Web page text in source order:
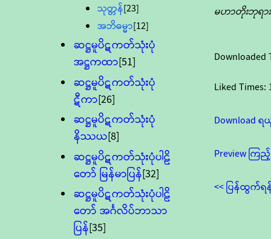
သုတ္တန်[23]
အဘိဓမ္မာ[12]
ဆဋ္ဌမူပိဋကတ်သုံးပုံ
အဋ္ဌကထာ[51]
ဆဋ္ဌမူပိဋကတ်သုံးပုံ
ဋီကာ[26]
ဆဋ္ဌမူပိဋကတ်သုံးပုံ
နိဿယ[8]
ဆဋ္ဌမူပိဋကတ်သုံးပုံပါဠိ
တော် မြန်မာပြန်[32]
ဆဋ္ဌမူပိဋကတ်သုံးပုံပါဠိ
တော် အင်္ဂလိပ်ဘာသာ
ပြန်[35]
မဟာတိုးဘုရာ
Downloaded
Liked Times:
Download
Preview ကြ
<< ပြန်ထွက်ရ